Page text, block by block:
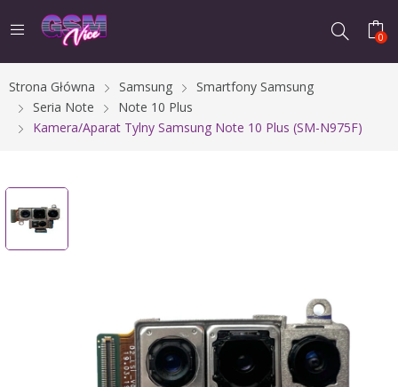
0
Strona Główna Samsung
Smartfony Samsung
Seria Note
Note 10 Plus
Kamera/Aparat Tylny Samsung Note 10 Plus (SM-N975F)